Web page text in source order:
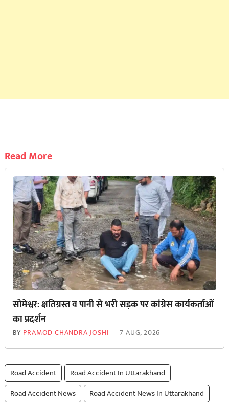
Read More
सोमेश्वर: क्षतिग्रस्त व पानी से भरी सड़क पर कांग्रेस कार्यकर्ताओं
का प्रदर्शन
BY PRAMOD CHANDRA JOSHI 7 AUG, 2026
Road Accident
Road Accident In Uttarakhand
Road Accident News
Road Accident News In Uttarakhand